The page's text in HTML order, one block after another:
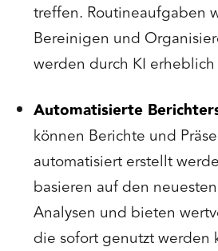
treffen. Routineaufgaben
Bereinigen und
werden durch KI
Automatisierte
können Berichte und
automatisiert erstellt
basieren auf den
Analysen und bieten
die sofort genutzt werden